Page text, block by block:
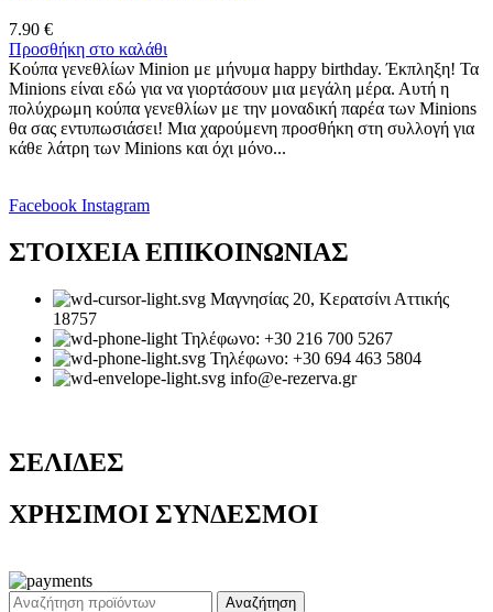
7.90 €
Προσθήκη στο καλάθι
Κούπα γενεθλίων Minion με μήνυμα happy birthday. Έκπληξη! Τα
Minions είναι εδώ για να γιορτάσουν μια μεγάλη μέρα. Αυτή η
πολύχρωμη κούπα γενεθλίων με την μοναδική παρέα των Minions
θα σας εντυπωσιάσει! Μια χαρούμενη προσθήκη στη συλλογή για
κάθε λάτρη των Minions και όχι μόνο...
Facebook Instagram
ΣΤΟΙΧΕΙΑ ΕΠΙΚΟΙΝΩΝΙΑΣ
Μαγνησίας 20, Κερατσίνι Αττικής
18757
Τηλέφωνο: +30 216 700 5267
Τηλέφωνο: +30 694 463 5804
info@e-rezerva.gr
ΣΕΛΙΔΕΣ
ΧΡΗΣΙΜΟΙ ΣΥΝΔΕΣΜΟΙ
Αναζήτηση